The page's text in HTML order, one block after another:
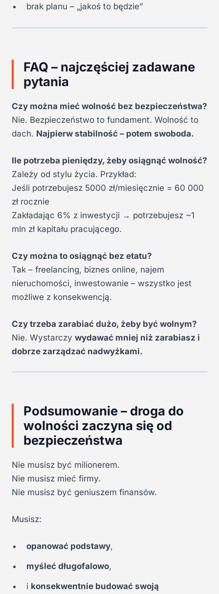
brak planu – „jakoś to będzie”
FAQ – najczęściej zadawane
pytania
Czy można mieć wolność bez bezpieczeństwa?
Nie. Bezpieczeństwo to fundament. Wolność to
dach. Najpierw stabilność – potem swoboda.
Ile potrzeba pieniędzy, żeby osiągnąć wolność?
Zależy od stylu życia. Przykład:
Jeśli potrzebujesz 5000 zł/miesięcznie = 60 000
zł rocznie
Zakładając 6% z inwestycji → potrzebujesz ~1
mln zł kapitału pracującego.
Czy można to osiągnąć bez etatu?
Tak – freelancing, biznes online, najem
nieruchomości, inwestowanie – wszystko jest
możliwe z konsekwencją.
Czy trzeba zarabiać dużo, żeby być wolnym?
Nie. Wystarczy wydawać mniej niż zarabiasz i
dobrze zarządzać nadwyżkami.
Podsumowanie – droga do
wolności zaczyna się od
bezpieczeństwa
Nie musisz być milionerem.
Nie musisz mieć firmy.
Nie musisz być geniuszem finansów.
Musisz:
opanować podstawy,
myśleć długofalowo,
i konsekwentnie budować swoją